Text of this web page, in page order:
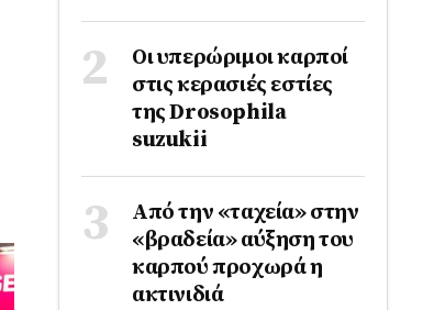
Οι υπερώριμοι καρποί
στις κερασιές εστίες
της Drosophila
suzukii
Από την «ταχεία» στην
«βραδεία» αύξηση του
καρπού προχωρά η
ακτινιδιά